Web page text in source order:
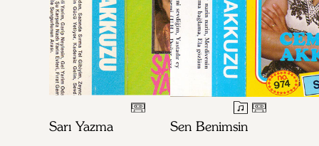
Sarı Yazma Sen Benimsin